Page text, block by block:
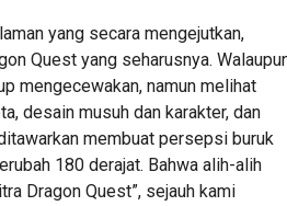
yang secara mengejutkan,
Quest yang seharusnya.
mengecewakan, namun melihat
desain musuh dan karakter, dan
membuat persepsi buruk
180 derajat. Bahwa alih-alih
Dragon Quest”, sejauh kami